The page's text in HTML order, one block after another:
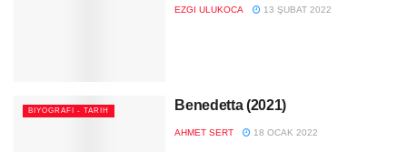
EZGI ULUKOCA 13 ŞUBAT 2022
BIYOGRAFI - TARIH Benedetta (2021)
AHMET SERT 18 OCAK 2022